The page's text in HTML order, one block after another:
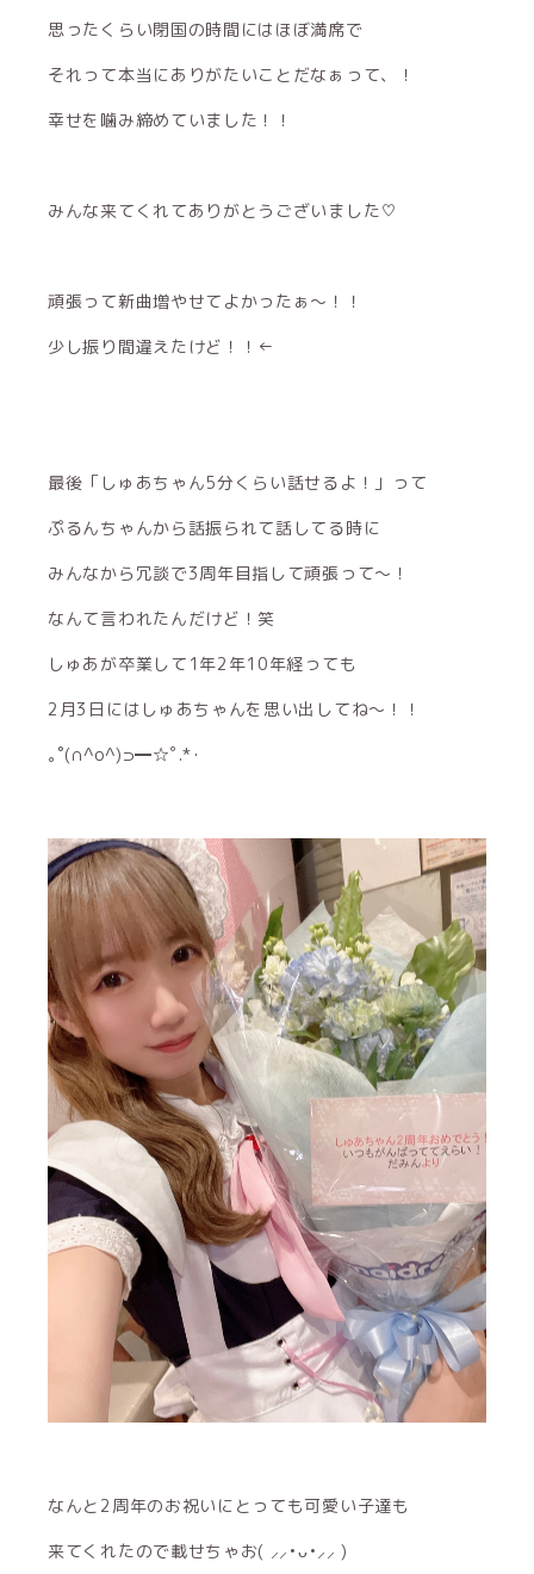
思ったくらい閉国の時間にはほぼ満席で
それって本当にありがたいことだなぁって、！
幸せを噛み締めていました！！
みんな来てくれてありがとうございました♡
頑張って新曲増やせてよかったぁ〜！！
少し振り間違えたけど！！←
最後「しゅあちゃん5分くらい話せるよ！」って
ぷるんちゃんから話振られて話してる時に
みんなから冗談で3周年目指して頑張って〜！
なんて言われたんだけど！笑
しゅあが卒業して1年2年10年経っても
2月3日にはしゅあちゃんを思い出してね〜！！
｡˚(∩^o^)⊃━☆ﾟ.*･
なんと2周年のお祝いにとっても可愛い子達も
来てくれたので載せちゃお( ⸝⸝•ᴗ•⸝⸝ )